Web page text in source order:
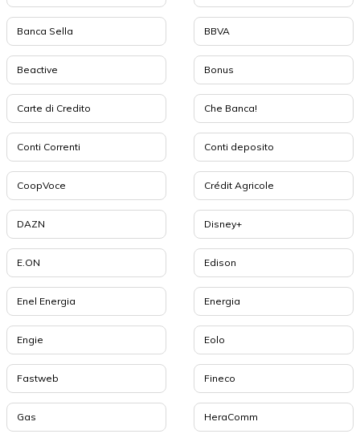
Banca Sella BBVA
Beactive Bonus
Carte di Credito Che Banca!
Conti Correnti Conti deposito
CoopVoce Crédit Agricole
DAZN Disney+
E.ON Edison
Enel Energia Energia
Engie Eolo
Fastweb Fineco
Gas HeraComm